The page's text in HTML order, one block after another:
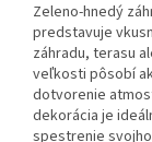
Zeleno-hnedý
predstavuje
záhradu, terasu
veľkosti pôsobí
dotvorenie
dekorácia je
spestrenie